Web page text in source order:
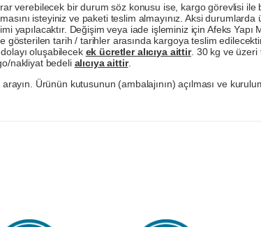
verebilecek bir durum söz konusu ise, kargo görevlisi
isteyiniz ve paketi teslim almayınız. Aksi durumlarda
yapılacaktır. Değişim veya iade işleminiz için Afeks
gösterilen tarih / tarihler arasında kargoya teslim
oluşabilecek ek ücretler alıcıya aittir. 30 kg ve üzeri
nakliyat bedeli alıcıya aittir.
Ürünün kutusunun (ambalajının) açılması ve